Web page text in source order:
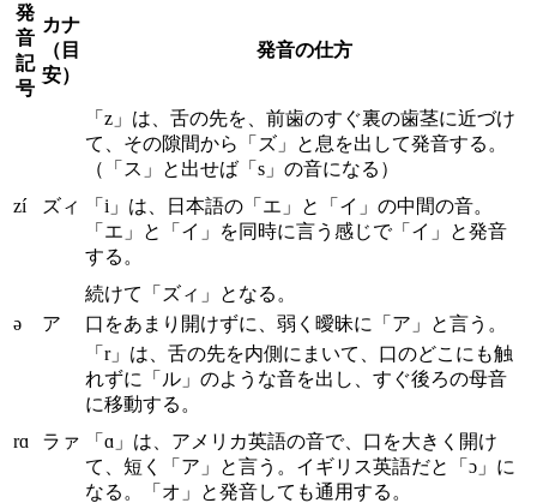
発
音
記
号
カナ
（目
安）
発音の仕方
zí ズィ
「z」は、舌の先を、前歯のすぐ裏の歯茎に近づけ
て、その隙間から「ズ」と息を出して発音する。
（「ス」と出せば「s」の音になる）
「i」は、日本語の「エ」と「イ」の中間の音。
「エ」と「イ」を同時に言う感じで「イ」と発音
する。
続けて「ズィ」となる。
ə
ア 口をあまり開けずに、弱く曖昧に「ア」と言う。
rɑ ラァ
「r」は、舌の先を内側にまいて、口のどこにも触
れずに「ル」のような音を出し、すぐ後ろの母音
に移動する。
「ɑ」は、アメリカ英語の音で、口を大きく開け
て、短く「ア」と言う。イギリス英語だと「ɔ」に
なる。「オ」と発音しても通用する。